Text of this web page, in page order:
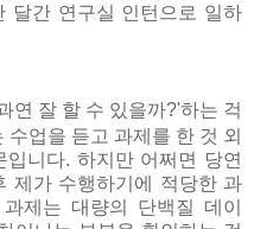
달간 연구실 인턴으로 일하
연 잘 할 수 있을까?'하는 걱
수업을 듣고 과제를 한 것 외
입니다. 하지만 어쩌면 당연
제가 수행하기에 적당한 과
제는 대량의 단백질 데이